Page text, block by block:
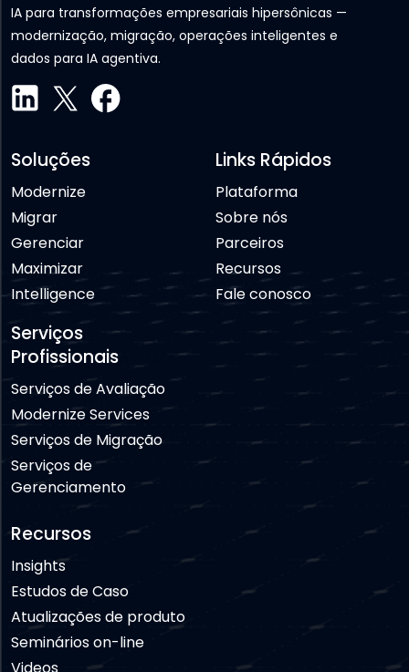
IA para transformações empresariais hipersônicas —
modernização, migração, operações inteligentes e
dados para IA agentiva.
Soluções
Modernize
Migrar
Gerenciar
Maximizar
Intelligence
Serviços
Profissionais
Serviços de Avaliação
Modernize Services
Serviços de Migração
Serviços de
Gerenciamento
Links Rápidos
Plataforma
Sobre nós
Parceiros
Recursos
Fale conosco
Recursos
Insights
Estudos de Caso
Atualizações de produto
Seminários on-line
Videos